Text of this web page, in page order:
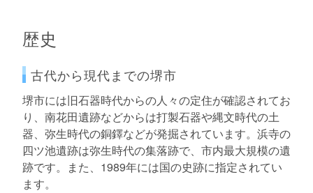
歴史
古代から現代までの堺市
堺市には旧石器時代からの人々の定住が確認されてお
り、南花田遺跡などからは打製石器や縄文時代の土
器、弥生時代の銅鐸などが発掘されています。浜寺の
四ツ池遺跡は弥生時代の集落跡で、市内最大規模の遺
跡です。また、1989年には国の史跡に指定されてい
ます。